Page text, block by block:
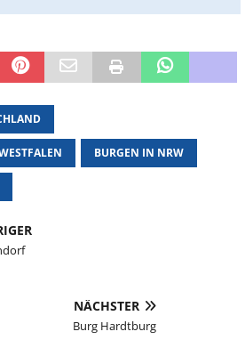
BURGEN IN NRW
NÄCHSTER
Burg Hardtburg